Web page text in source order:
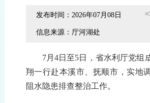
发布时间：2026年07月08日
信息来源：厅河湖处
7月4日至5日，省水利厅党组
翔一行赴本溪市、抚顺市 ， 实地
阻水隐患排查整治工作。